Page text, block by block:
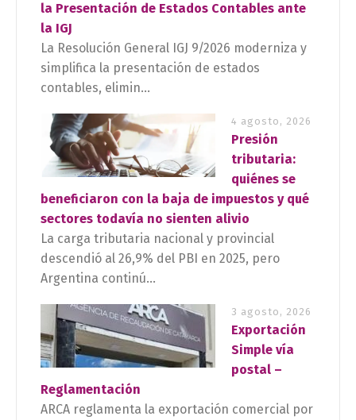
la Presentación de Estados Contables ante
la IGJ
La Resolución General IGJ 9/2026 moderniza y
simplifica la presentación de estados
contables, elimin...
4 agosto, 2026
Presión
tributaria:
quiénes se
beneficiaron con la baja de impuestos y qué
sectores todavía no sienten alivio
La carga tributaria nacional y provincial
descendió al 26,9% del PBI en 2025, pero
Argentina continú...
3 agosto, 2026
Exportación
Simple vía
postal –
Reglamentación
ARCA reglamenta la exportación comercial por